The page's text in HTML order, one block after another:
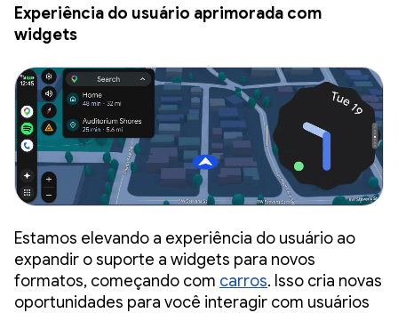
Experiência do usuário aprimorada com
widgets
Estamos elevando a experiência do usuário ao
expandir o suporte a widgets para novos
formatos, começando com carros. Isso cria novas
oportunidades para você interagir com usuários